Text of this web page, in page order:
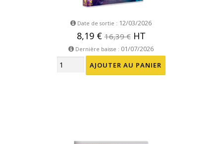
Date de sortie : 12/03/2026
8,19 €16,39 €HT
Dernière baisse : 01/07/2026